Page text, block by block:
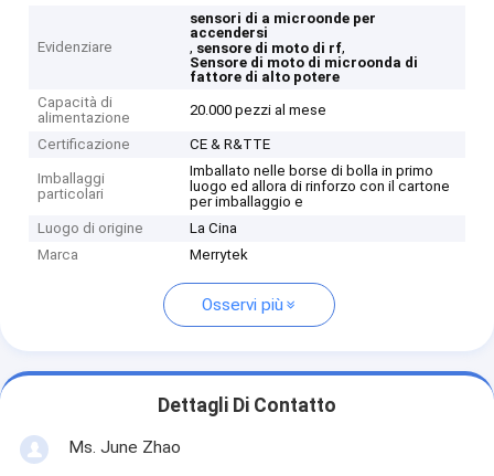
Evidenziare
sensori di a microonde per
accendersi
, sensore di moto di rf,
Sensore di moto di microonda di
fattore di alto potere
Capacità di
alimentazione
20.000 pezzi al mese
Certificazione CE & R&TTE
Imballaggi
particolari
Imballato nelle borse di bolla in primo
luogo ed allora di rinforzo con il cartone
per imballaggio e
Luogo di origine
La Cina
Marca
Merrytek
Osservi più
Dettagli Di Contatto
Ms. June Zhao